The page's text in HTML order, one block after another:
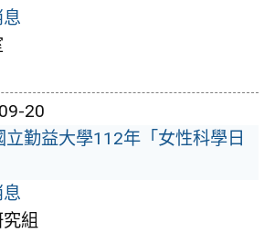
20
立勤益大學112年「女性科學日
組